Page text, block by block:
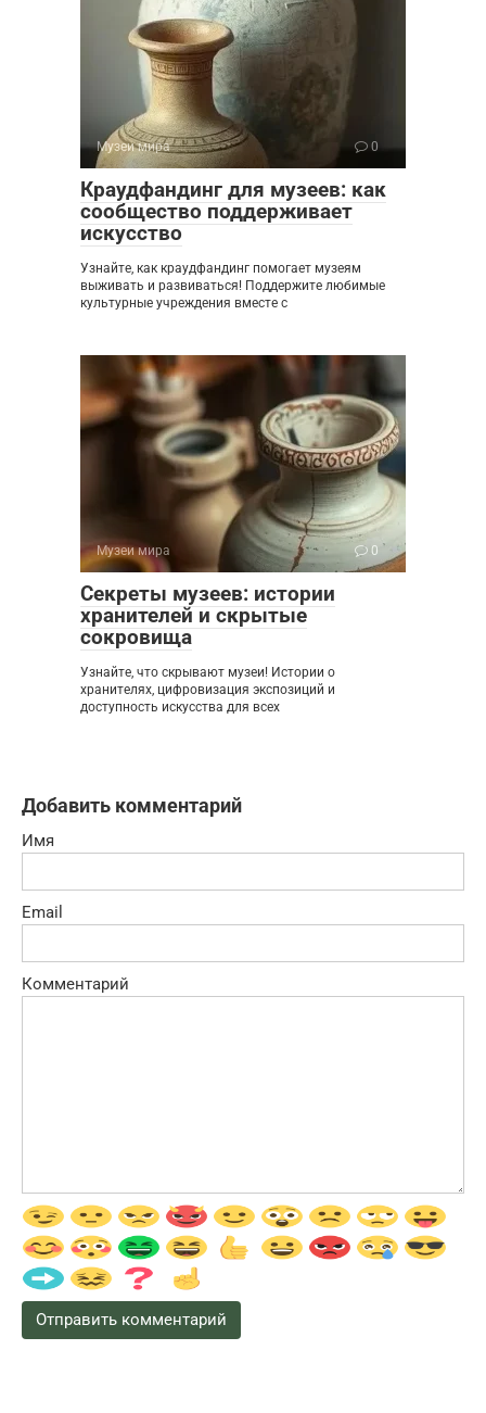
Музеи мира 0
Краудфандинг для музеев: как
сообщество поддерживает
искусство
Узнайте, как краудфандинг помогает музеям
выживать и развиваться! Поддержите любимые
культурные учреждения вместе с
Музеи мира 0
Секреты музеев: истории
хранителей и скрытые
сокровища
Узнайте, что скрывают музеи! Истории о
хранителях, цифровизация экспозиций и
доступность искусства для всех
Добавить комментарий
Имя
Email
Комментарий